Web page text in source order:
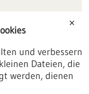
✕
und verbessern
Dateien, die
werden, dienen